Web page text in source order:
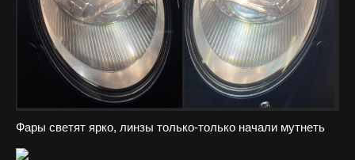
Фары светят ярко, линзы только-только начали мутнеть